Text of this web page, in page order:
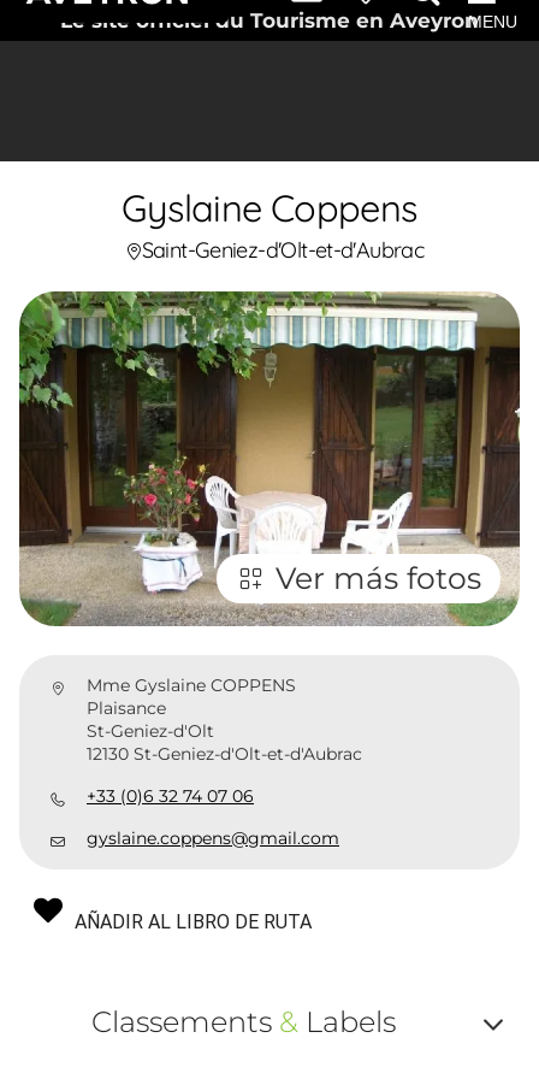
Le site officiel du Tourisme en AveyronMENU
Gyslaine Coppens
Saint-Geniez-d'Olt-et-d'Aubrac
Ver más fotos
Mme Gyslaine COPPENS
Plaisance
St-Geniez-d'Olt
12130 St-Geniez-d'Olt-et-d'Aubrac
+33 (0)6 32 74 07 06
gyslaine.coppens@gmail.com
AÑADIR AL LIBRO DE RUTA
Classements &Labels